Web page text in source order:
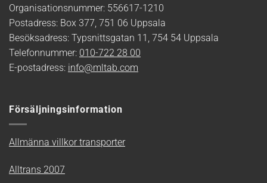
Organisationsnummer: 556617-1210
Postadress: Box 377, 751 06 Uppsala
Besöksadress: Typsnittsgatan 11, 754 54 Uppsala
Telefonnummer: 010-722 28 00
E-postadress: info@mltab.com
Försäljningsinformation
Allmänna villkor transporter
Alltrans 2007